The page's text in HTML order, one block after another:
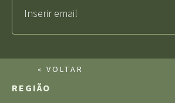
« VOLTAR
REGIÃO